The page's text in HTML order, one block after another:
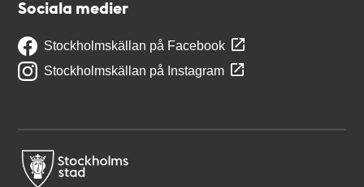
Sociala medier
Stockholmskällan på Facebook
Stockholmskällan på Instagram